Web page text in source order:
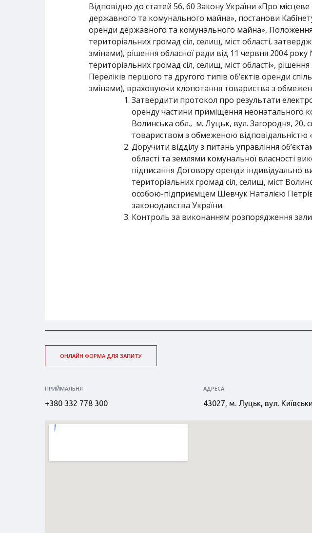
Відповідно до статей 56, 60 Закону України «Про
державного та комунального майна», постанови
оренди державного та комунального майна», Положення
територіальних громад сіл, селищ, міст області,
змінами), рішення обласної ради від 11 червня 2004
територіальних громад сіл, селищ, міст області»,
Переліків першого та другого типів об’єктів оренди
змінами), враховуючи клопотання товариства з
Затвердити протокол про результати
оренду частини приміщення неонатального
Волинська обл., м. Луцьк, вул. Загородня,
товариством з обмеженою відповідальністю
Доручити відділу з питань управління
області та землями комунальної власності
підписання Договору оренди індивідуально
територіальних громад сіл, селищ, міст
особою-підприємцем Шевчук Наталією
законодавства України.
Контроль за виконанням розпорядження
ОНЛАЙН ФОРМА ДЛЯ ЗАПИТУ
ПРИЙМАЛЬНЯ
+380 332 778 300
АДРЕСА
43027, м. Луцьк, вул.